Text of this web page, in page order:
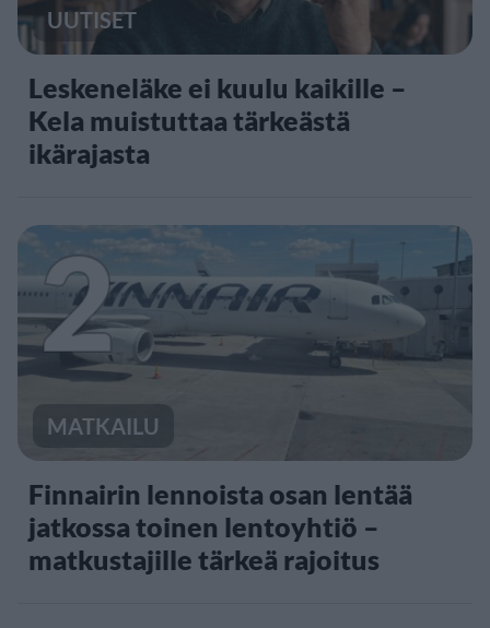
UUTISET
Leskeneläke ei kuulu kaikille –
Kela muistuttaa tärkeästä
ikärajasta
2
MATKAILU
Finnairin lennoista osan lentää
jatkossa toinen lentoyhtiö –
matkustajille tärkeä rajoitus